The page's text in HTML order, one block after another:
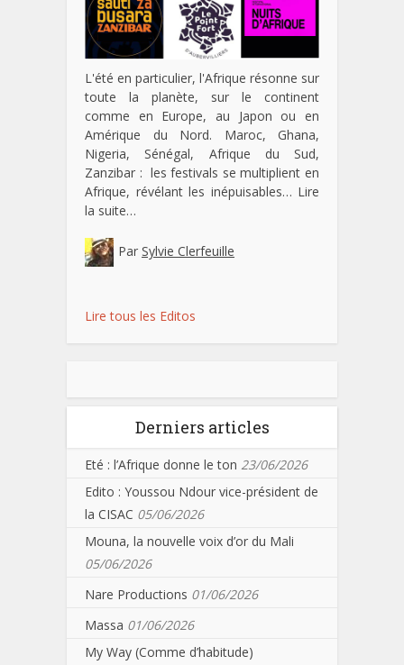
L'été en particulier, l'Afrique résonne sur
toute la planète, sur le continent
comme en Europe, au Japon ou en
Amérique du Nord. Maroc, Ghana,
Nigeria, Sénégal, Afrique du Sud,
Zanzibar : les festivals se multiplient en
Afrique, révélant les inépuisables… Lire
la suite…
Par Sylvie Clerfeuille
Lire tous les Editos
Derniers articles
Eté : l’Afrique donne le ton 23/06/2026
Edito : Youssou Ndour vice-président de
la CISAC 05/06/2026
Mouna, la nouvelle voix d’or du Mali
05/06/2026
Nare Productions 01/06/2026
Massa 01/06/2026
My Way (Comme d’habitude)